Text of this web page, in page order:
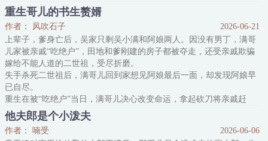
可眼前的小哥儿被亲爹后娘虐待，瘦瘦小小却又可可爱爱，吃到好吃
的糕点会晃动脚丫，还会眼巴巴叫他朝宁哥。
顾朝宁：“……呃？”
顾朝宁思来想去，想来思去，转身跑去找阿爹：
“阿爹，爹爹，我欢喜雪哥儿，想让他做我的童养夫郎。”
——
重生哥儿的书生赘婿
作者： 风吹石子
2026-06-21
上辈子，爹身亡后，吴家只剩吴小满和阿娘两人。因没有男丁，满哥
儿家被亲戚“吃绝户”，田地和爹刚建的房子都被夺走，还受亲戚欺骗
嫁给不能人道的二世祖，受尽折磨。
失手杀死二世祖后，满哥儿回到家想见阿娘最后一面，却发现阿娘早
已自尽。
重生在被“吃绝户”当日，满哥儿决心改变命运，拿起砍刀将亲戚赶
走！
为保下爹留下的产业，阻止上辈子阿娘和自己的悲剧，满哥儿想到最
后的办法——招个赘婿。
他夫郎是个小泼夫
作者： 喃受
2026-06-06